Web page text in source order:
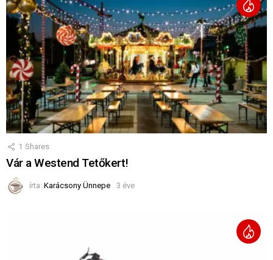
1 Shares
Vár a Westend Tetőkert!
írta: Karácsony Ünnepe 3 éve